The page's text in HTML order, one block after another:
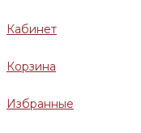
Кабинет
Корзина
Избранные